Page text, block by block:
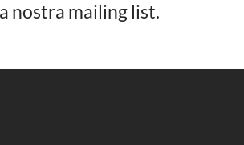
nostra mailing list.